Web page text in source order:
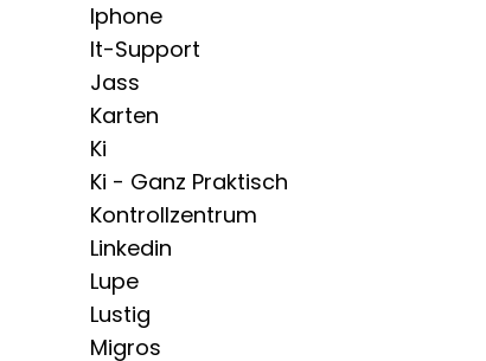
Iphone
It-Support
Jass
Karten
Ki
Ki - Ganz Praktisch
Kontrollzentrum
Linkedin
Lupe
Lustig
Migros